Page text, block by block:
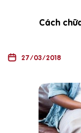
Cách
27/03/2018